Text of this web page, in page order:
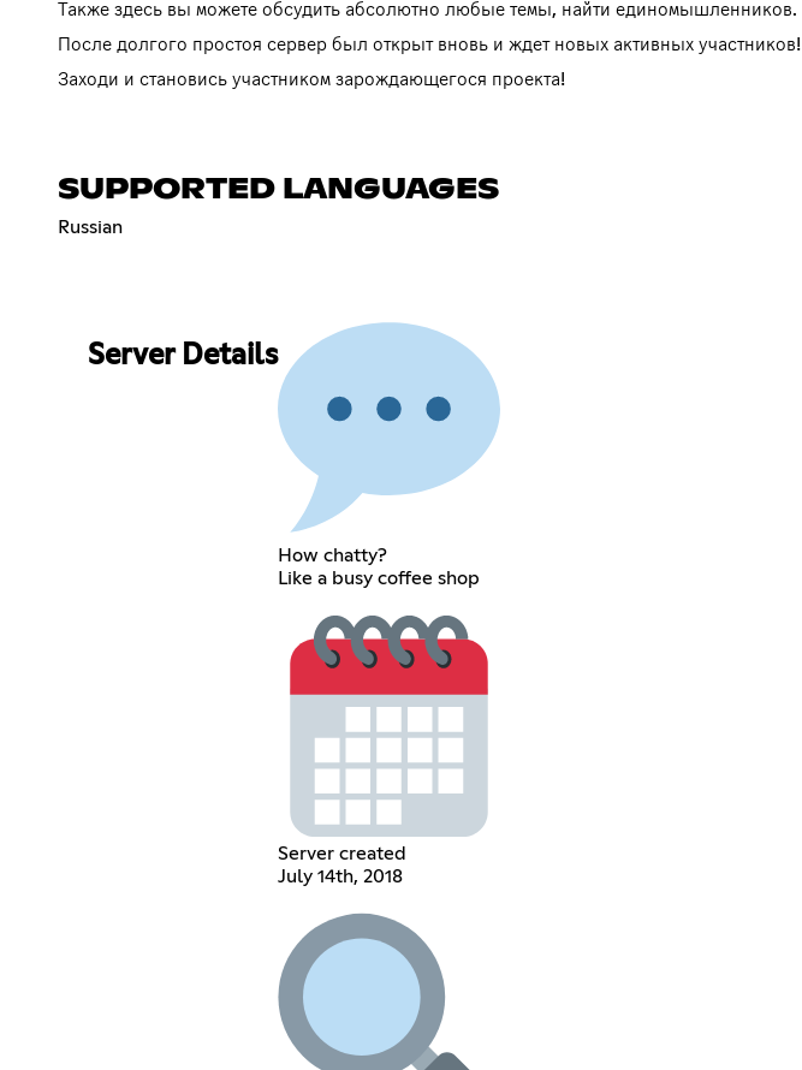
Также здесь вы можете обсудить абсолютно любые темы, найти единомышленников.
После долгого простоя сервер был открыт вновь и ждет новых активных участников!
Заходи и становись участником зарождающегося проекта!
SUPPORTED LANGUAGES
Russian
Server Details
How chatty?
Like a busy coffee shop
Server created
July 14th, 2018